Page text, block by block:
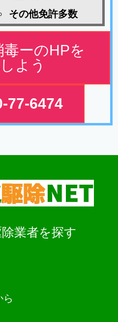
その他免許多数
ーのHPを
よう
77-6474
業者を探す
ら